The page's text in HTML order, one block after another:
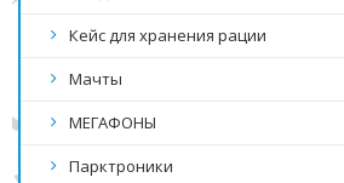
Кейс для хранения рации
Мачты
МЕГАФОНЫ
Парктроники